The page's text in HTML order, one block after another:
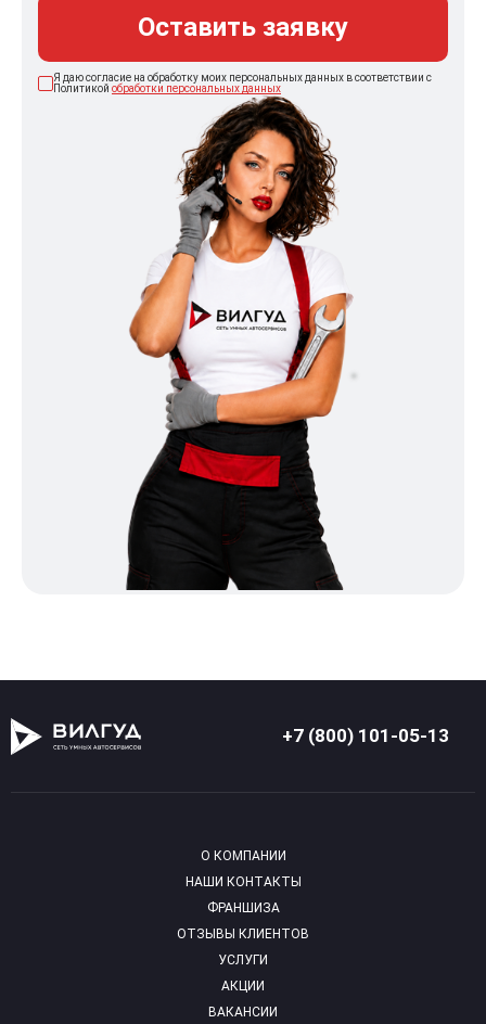
Оставить заявку
Я даю согласие на обработку моих персональных данных в соответствии с
Политикой обработки персональных данных
+7 (800) 101-05-13
О КОМПАНИИ
НАШИ КОНТАКТЫ
ФРАНШИЗА
ОТЗЫВЫ КЛИЕНТОВ
УСЛУГИ
АКЦИИ
ВАКАНСИИ